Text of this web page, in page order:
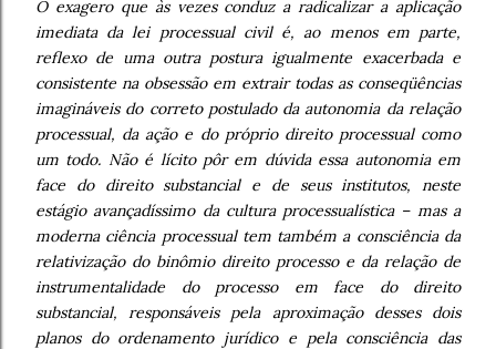
O exagero que às vezes conduz a radicalizar a aplicação
imediata da lei processual civil é, ao menos em parte,
reflexo de uma outra postura igualmente exacerbada e
consistente na obsessão em extrair todas as conseqüências
imagináveis do correto postulado da autonomia da relação
processual, da ação e do próprio direito processual como
um todo. Não é lícito pôr em dúvida essa autonomia em
face do direito substancial e de seus institutos, neste
estágio avançadíssimo da cultura processualística – mas a
moderna ciência processual tem também a consciência da
relativização do binômio direito processo e da relação de
instrumentalidade do processo em face do direito
substancial, responsáveis pela aproximação desses dois
planos do ordenamento jurídico e pela consciência das